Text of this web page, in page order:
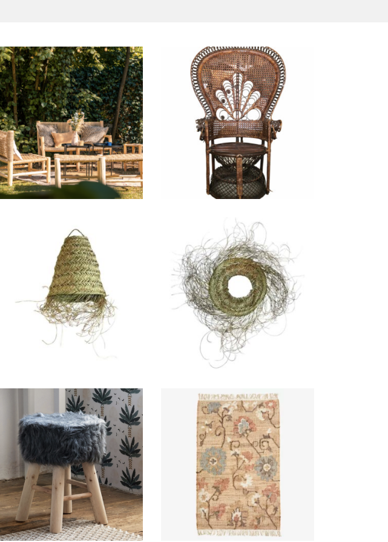
Fauteuil bois Ali
29,00€
Fauteuil Emmanuelle
Simone
28,00€
Suspension cône
« Raïra »
13,00€
Suspension palmier
couronne « Raïra »
14,00€
Tabouret fourrure
9,00€
Tapis jute fleuri
19,00€